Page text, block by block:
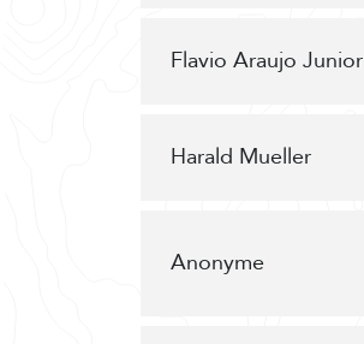
Flavio Araujo Junior
Harald Mueller
Anonyme